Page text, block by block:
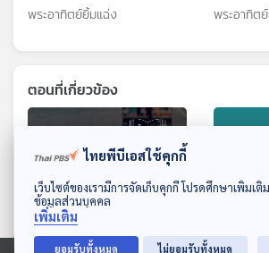
ดาวน์โหลด Thai PBS Podcast Application
พระอาทิตย์ยิ้มแฉ่ง พระอาทิต
ตอนที่เกี่ยวข้อง
27:53
ไทยพีบีเอสใช้คุกกี้
เว็บไซต์ของเรามีการจัดเก็บคุกกี้ โปรดศึกษาเพิ่มเ
ข้อมูลส่วนบุคคล
เพิ่มเติม
ยอมรับทั้งหมด ไม่ยอมรับทั้งหมด